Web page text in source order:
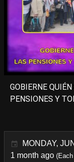
GOBIERNE
PENSIONES Y
MONDAY,
1 month ago